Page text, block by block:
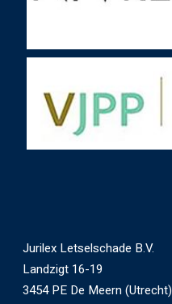
Jurilex Letselschade B.V.
Landzigt 16-19
3454 PE De Meern (Utrecht)